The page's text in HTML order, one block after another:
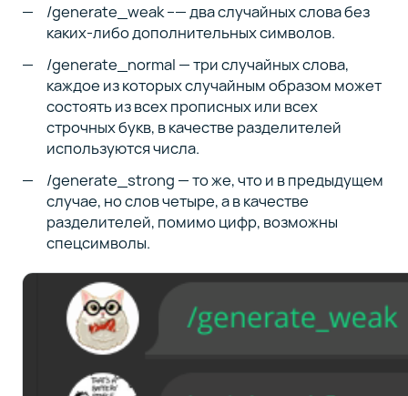
/generate_weak –— два случайных слова без
каких-либо дополнительных символов.
/generate_normal — три случайных слова,
каждое из которых случайным образом может
состоять из всех прописных или всех
строчных букв, в качестве разделителей
используются числа.
/generate_strong — то же, что и в предыдущем
случае, но слов четыре, а в качестве
разделителей, помимо цифр, возможны
спецсимволы.